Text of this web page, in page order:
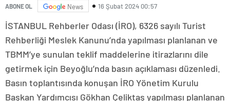
ABONE OL News 16 Şubat 2024 00:57
İSTANBUL Rehberler Odası (İRO), 6326 sayılı Turist
Rehberliği Meslek Kanunu’nda yapılması planlanan ve
TBMM’ye sunulan teklif maddelerine itirazlarını dile
getirmek için Beyoğlu’nda basın açıklaması düzenledi.
Basın toplantısında konuşan İRO Yönetim Kurulu
Başkan Yardımcısı Gökhan Çeliktaş yapılması planlanan